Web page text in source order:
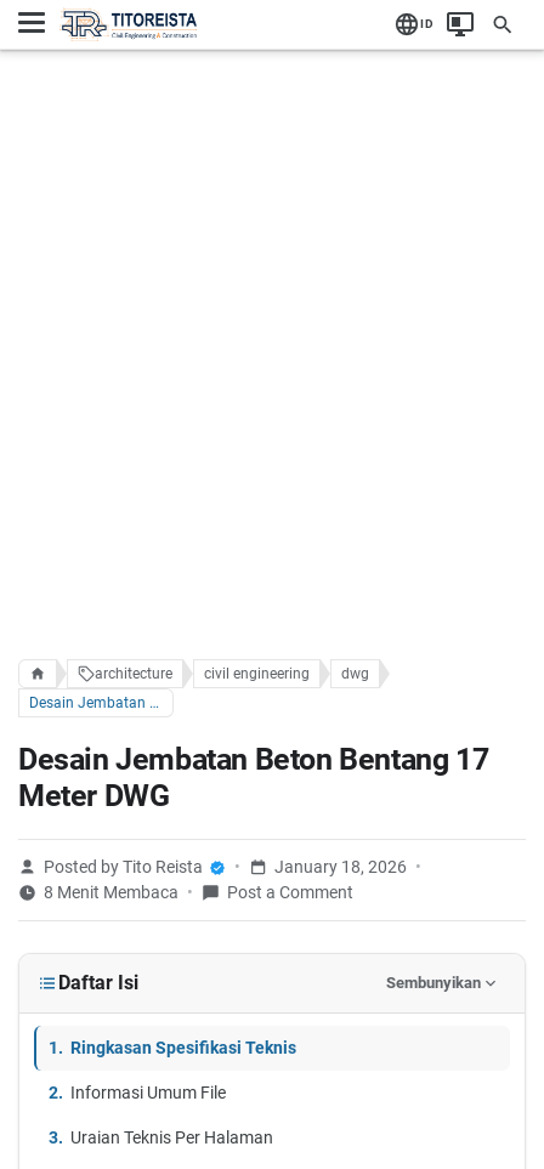
ID
Home Label:
architecture civil engineering
dwg
Desain Jembatan Beton Bentang 17 Meter DWG
Desain Jembatan Beton Bentang 17
Meter DWG
Posted by Tito Reista
January 18, 2026
8 Menit Membaca
Post a Comment
Daftar Isi Sembunyikan
Ringkasan Spesifikasi Teknis
Informasi Umum File
Uraian Teknis Per Halaman